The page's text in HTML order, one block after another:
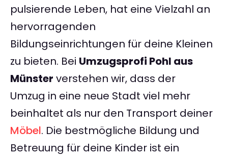
pulsierende Leben, hat eine Vielzahl an
hervorragenden
Bildungseinrichtungen für deine Kleinen
zu bieten. Bei Umzugsprofi Pohl aus
Münster verstehen wir, dass der
Umzug in eine neue Stadt viel mehr
beinhaltet als nur den Transport deiner
Möbel. Die bestmögliche Bildung und
Betreuung für deine Kinder ist ein